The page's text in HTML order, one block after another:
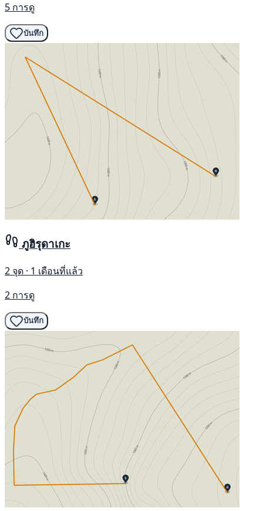
5 การดู
บันทึก
ภูฮิรุดาเกะ
2 จุด · 1 เดือนที่แล้ว
2 การดู
บันทึก